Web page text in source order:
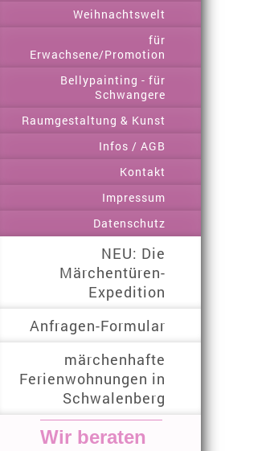
Weihnachtswelt
für
Erwachsene/Promotion
Bellypainting - für
Schwangere
Raumgestaltung & Kunst
Infos / AGB
Kontakt
Impressum
Datenschutz
NEU: Die
Märchentüren-
Expedition
Anfragen-Formular
märchenhafte
Ferienwohnungen in
Schwalenberg
Wir beraten